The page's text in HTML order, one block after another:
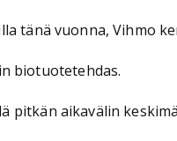
tänä vuonna, Vihmo
biotuotetehdas.
pitkän aikavälin